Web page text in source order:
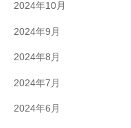
2024年10月
2024年9月
2024年8月
2024年7月
2024年6月